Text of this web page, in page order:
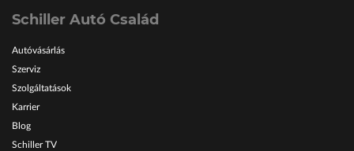
Schiller Autó Család
Autóvásárlás
Szerviz
Szolgáltatások
Karrier
Blog
Schiller TV